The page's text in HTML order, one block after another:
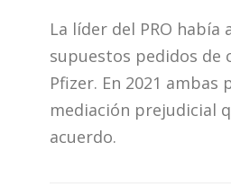
La líder del PRO había
supuestos pedidos de
Pfizer. En 2021
mediación prejudicial
acuerdo.